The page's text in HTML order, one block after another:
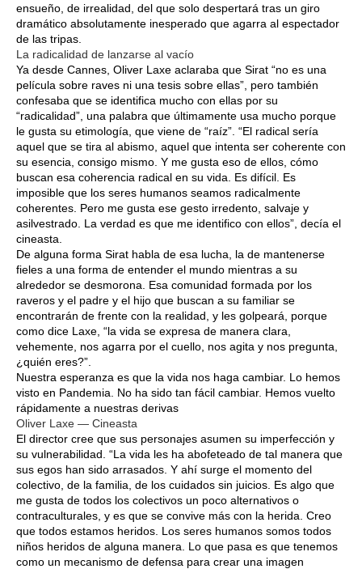
ensueño, de irrealidad, del que solo despertará tras un giro
dramático absolutamente inesperado que agarra al espectador
de las tripas.
La radicalidad de lanzarse al vacío
Ya desde Cannes, Oliver Laxe aclaraba que Sirat “no es una
película sobre raves ni una tesis sobre ellas”, pero también
confesaba que se identifica mucho con ellas por su
“radicalidad”, una palabra que últimamente usa mucho porque
le gusta su etimología, que viene de “raíz”. “El radical sería
aquel que se tira al abismo, aquel que intenta ser coherente con
su esencia, consigo mismo. Y me gusta eso de ellos, cómo
buscan esa coherencia radical en su vida. Es difícil. Es
imposible que los seres humanos seamos radicalmente
coherentes. Pero me gusta ese gesto irredento, salvaje y
asilvestrado. La verdad es que me identifico con ellos”, decía el
cineasta.
De alguna forma Sirat habla de esa lucha, la de mantenerse
fieles a una forma de entender el mundo mientras a su
alrededor se desmorona. Esa comunidad formada por los
raveros y el padre y el hijo que buscan a su familiar se
encontrarán de frente con la realidad, y les golpeará, porque
como dice Laxe, “la vida se expresa de manera clara,
vehemente, nos agarra por el cuello, nos agita y nos pregunta,
¿quién eres?”.
Nuestra esperanza es que la vida nos haga cambiar. Lo hemos
visto en Pandemia. No ha sido tan fácil cambiar. Hemos vuelto
rápidamente a nuestras derivas
Oliver Laxe — Cineasta
El director cree que sus personajes asumen su imperfección y
su vulnerabilidad. “La vida les ha abofeteado de tal manera que
sus egos han sido arrasados. Y ahí surge el momento del
colectivo, de la familia, de los cuidados sin juicios. Es algo que
me gusta de todos los colectivos un poco alternativos o
contraculturales, y es que se convive más con la herida. Creo
que todos estamos heridos. Los seres humanos somos todos
niños heridos de alguna manera. Lo que pasa es que tenemos
como un mecanismo de defensa para crear una imagen